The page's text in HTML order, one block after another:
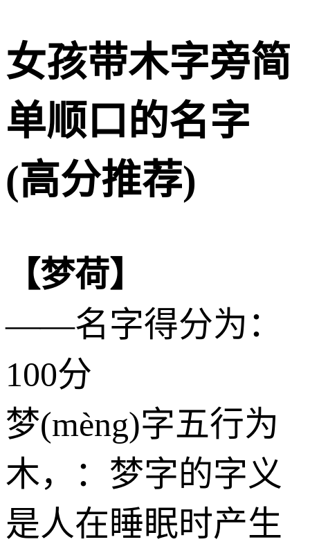
女孩带木字旁简
单顺口的名字
(高分推荐)
【梦荷】
——名字得分为：
100分
梦(mèng)字五行为
木，：梦字的字义
是人在睡眠时产生